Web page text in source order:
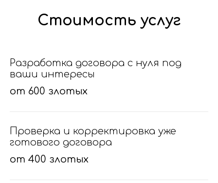
Стоимость услуг
Разработка договора с нуля под
ваши интересы
от 600 злотых
Проверка и корректировка уже
готового договора
от 400 злотых